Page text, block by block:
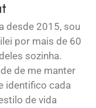
desde 2015, sou
por mais de 60
sozinha.
de me manter
identifico cada
de vida